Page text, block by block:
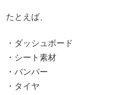
たとえば、
・ダッシュボード
・シート素材
・バンパー
・タイヤ